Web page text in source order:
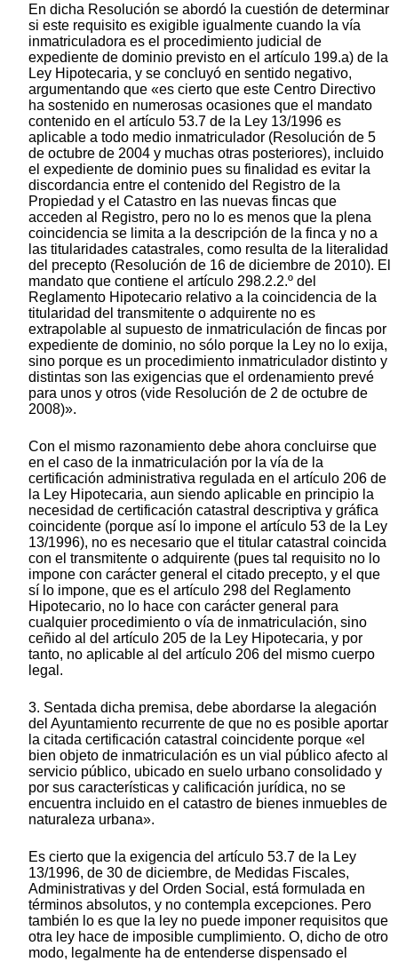
En dicha Resolución se abordó la cuestión de determinar
si este requisito es exigible igualmente cuando la vía
inmatriculadora es el procedimiento judicial de
expediente de dominio previsto en el artículo 199.a) de la
Ley Hipotecaria, y se concluyó en sentido negativo,
argumentando que «es cierto que este Centro Directivo
ha sostenido en numerosas ocasiones que el mandato
contenido en el artículo 53.7 de la Ley 13/1996 es
aplicable a todo medio inmatriculador (Resolución de 5
de octubre de 2004 y muchas otras posteriores), incluido
el expediente de dominio pues su finalidad es evitar la
discordancia entre el contenido del Registro de la
Propiedad y el Catastro en las nuevas fincas que
acceden al Registro, pero no lo es menos que la plena
coincidencia se limita a la descripción de la finca y no a
las titularidades catastrales, como resulta de la literalidad
del precepto (Resolución de 16 de diciembre de 2010). El
mandato que contiene el artículo 298.2.2.º del
Reglamento Hipotecario relativo a la coincidencia de la
titularidad del transmitente o adquirente no es
extrapolable al supuesto de inmatriculación de fincas por
expediente de dominio, no sólo porque la Ley no lo exija,
sino porque es un procedimiento inmatriculador distinto y
distintas son las exigencias que el ordenamiento prevé
para unos y otros (vide Resolución de 2 de octubre de
2008)».
Con el mismo razonamiento debe ahora concluirse que
en el caso de la inmatriculación por la vía de la
certificación administrativa regulada en el artículo 206 de
la Ley Hipotecaria, aun siendo aplicable en principio la
necesidad de certificación catastral descriptiva y gráfica
coincidente (porque así lo impone el artículo 53 de la Ley
13/1996), no es necesario que el titular catastral coincida
con el transmitente o adquirente (pues tal requisito no lo
impone con carácter general el citado precepto, y el que
sí lo impone, que es el artículo 298 del Reglamento
Hipotecario, no lo hace con carácter general para
cualquier procedimiento o vía de inmatriculación, sino
ceñido al del artículo 205 de la Ley Hipotecaria, y por
tanto, no aplicable al del artículo 206 del mismo cuerpo
legal.
3. Sentada dicha premisa, debe abordarse la alegación
del Ayuntamiento recurrente de que no es posible aportar
la citada certificación catastral coincidente porque «el
bien objeto de inmatriculación es un vial público afecto al
servicio público, ubicado en suelo urbano consolidado y
por sus características y calificación jurídica, no se
encuentra incluido en el catastro de bienes inmuebles de
naturaleza urbana».
Es cierto que la exigencia del artículo 53.7 de la Ley
13/1996, de 30 de diciembre, de Medidas Fiscales,
Administrativas y del Orden Social, está formulada en
términos absolutos, y no contempla excepciones. Pero
también lo es que la ley no puede imponer requisitos que
otra ley hace de imposible cumplimiento. O, dicho de otro
modo, legalmente ha de entenderse dispensado el